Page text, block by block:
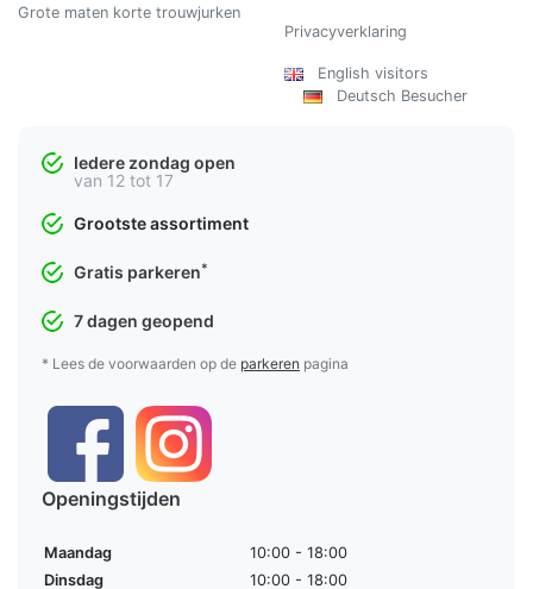
Grote maten korte trouwjurken
Privacyverklaring
English visitors
Deutsch Besucher
Iedere zondag open
van 12 tot 17
Grootste assortiment
Gratis parkeren*
7 dagen geopend
* Lees de voorwaarden op de parkeren pagina
Openingstijden
Maandag
10:00 - 18:00
Dinsdag
10:00 - 18:00